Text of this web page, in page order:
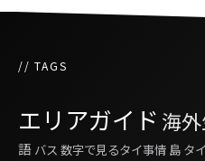
// TAGS
エリアガイド 海
語 バス 数字で見るタイ事情 島 タ